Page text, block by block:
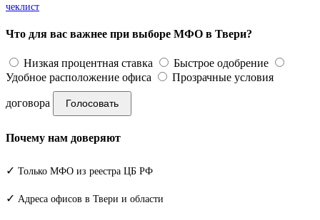
чеклист
Что для вас важнее при выборе МФО в Твери?
Низкая процентная ставка
Быстрое одобрение
Удобное расположение офиса
Прозрачные условия
договора Голосовать
Почему нам доверяют
✓ Только МФО из реестра ЦБ РФ
✓ Адреса офисов в Твери и области